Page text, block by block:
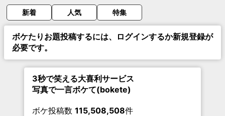
新着 人気 特集
ボケたりお題投稿するには、ログインするか新規登録が
必要です。
3秒で笑える大喜利サービス
写真で一言ボケて(bokete)
ボケ投稿数 115,508,508件